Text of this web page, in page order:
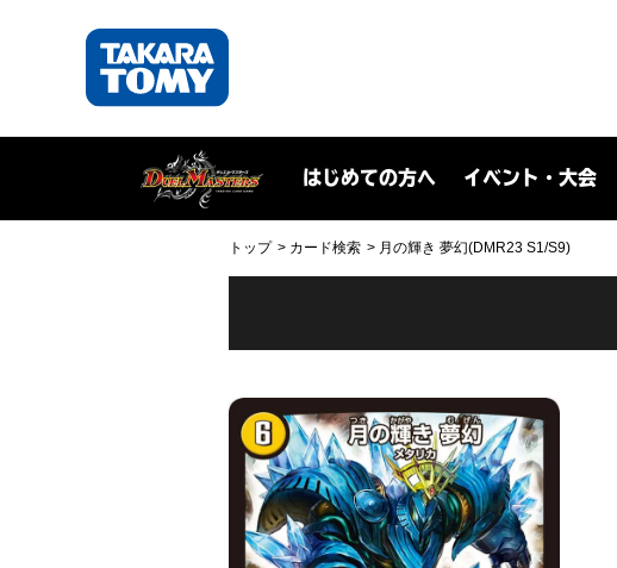
はじめての方へ イベント・大会
トップ カード検索 月の輝き 夢幻(DMR23 S1/S9)